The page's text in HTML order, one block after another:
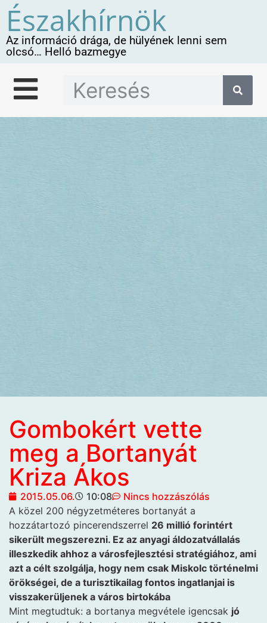
Északhírnök
Az információ drága, de hülyének lenni sem
olcsó… Helló bazmegye
Gombokért vette
meg a Bortanyát
Kriza Ákos
2015.05.06. 10:08
Nincs hozzászólás
A közel 200 négyzetméteres bortanyát a
hozzátartozó pincerendszerrel 26 millió forintért
sikerült megszerezni. Ez az anyagi áldozatvállalás
illeszkedik ahhoz a városfejlesztési stratégiához, ami
azt a célt szolgálja, hogy nem csak Miskolc történelmi
örökségei, de a turisztikailag fontos ingatlanjai is
visszakerüljenek a város birtokába
Mint megtudtuk: a bortanya megvétele igencsak jó